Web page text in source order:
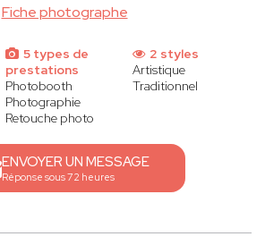
Fiche photographe
5 types de
prestations
Photobooth
Photographie
Retouche photo
2 styles
Artistique
Traditionnel
ENVOYER UN MESSAGE
Réponse sous 72 heures